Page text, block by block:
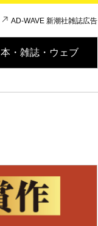
AD-WAVE 新潮社雑誌広告
本・雑誌・ウェブ